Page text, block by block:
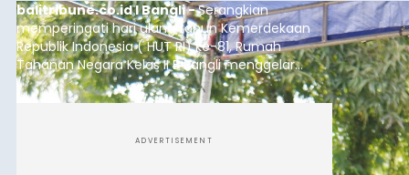
balitribune.co.id I Bangli -Serangkian
memperingati hari ulang tahun Kemerdekaan
Republik Indonesia ( HUT RI) ke-81, Rumah
Tahanan Negara Kelas II B Bangli menggelar
kegiatan pemeriksaan kesehatan gratis, Rabu
(6/8/2026).
ADVERTISEMENT